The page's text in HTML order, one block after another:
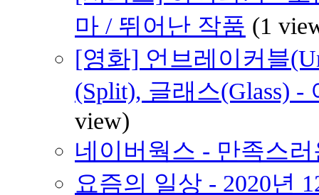
마 / 뛰어난 작품 (1
[영화] 언브레이커블
(Split), 글래스(Glass)
view)
네이버웍스 - 만족스
요즘의 일상 - 2020년